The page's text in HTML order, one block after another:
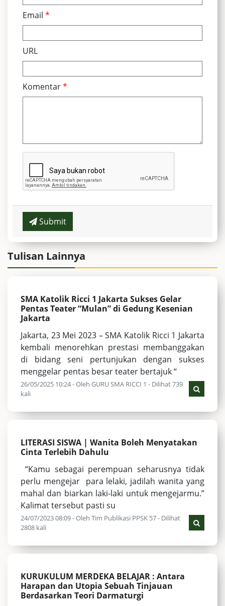
Email *
URL
Komentar*
Submit
Tulisan Lainnya
SMA Katolik Ricci 1 Jakarta Sukses Gelar
Pentas Teater “Mulan” di Gedung Kesenian
Jakarta
Jakarta, 23 Mei 2023 – SMA Katolik Ricci 1 Jakarta
kembali menorehkan prestasi membanggakan
di bidang seni pertunjukan dengan sukses
menggelar pentas besar teater bertajuk “
26/05/2025 10:24 - Oleh GURU SMA RICCI 1 - Dilihat 739
kali
LITERASI SISWA | Wanita Boleh Menyatakan
Cinta Terlebih Dahulu
“Kamu sebagai perempuan seharusnya tidak
perlu mengejar para lelaki, jadilah wanita yang
mahal dan biarkan laki-laki untuk mengejarmu.”
Kalimat tersebut pasti su
24/07/2023 08:09 - Oleh Tim Publikasi PPSK 57 - Dilihat
2808 kali
KURUKULUM MERDEKA BELAJAR : Antara
Harapan dan Utopia Sebuah Tinjauan
Berdasarkan Teori Darmaturgi